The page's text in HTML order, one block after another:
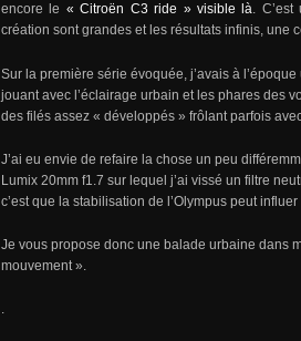
encore le « Citroën C3 ride » visible là.
création sont grandes et les résultats infinis, une
Sur la première série évoquée, j’avais à
jouant avec l’éclairage urbain et les phares des
des filés assez « développés » frôlant parfois
J’ai eu envie de refaire la chose un peu
Lumix 20mm f1.7 sur lequel j’ai vissé un filtre
c’est que la stabilisation de l’Olympus peut
Je vous propose donc une balade urbaine dans
mouvement ».
.